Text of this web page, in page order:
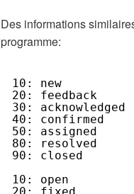
Des informations
programme:
10: new
20: feedback
30: acknowledged
40: confirmed
50: assigned
80: resolved
90: closed
10: open